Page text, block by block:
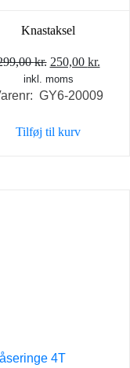
Knastaksel
kr. Den
oprindelige
pris
299,00 kr..
250,00 kr.
pris
inkl. moms
GY6-20009
Tilføj til kurv